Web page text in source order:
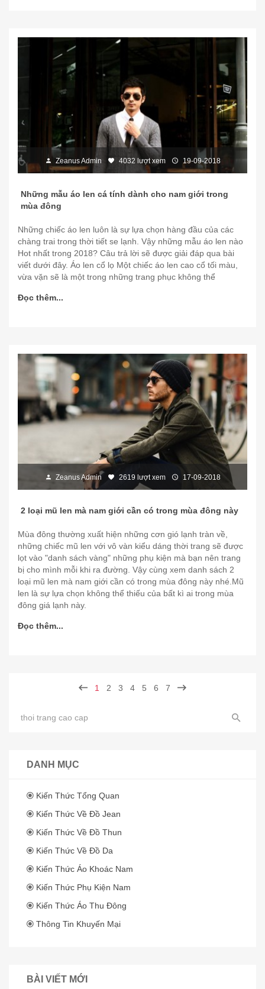
Zeanus Admin 4032 lượt xem 19-09-2018
Những mẫu áo len cá tính dành cho nam giới trong
mùa đông
Những chiếc áo len luôn là sự lựa chọn hàng đầu của các
chàng trai trong thời tiết se lạnh. Vậy những mẫu áo len nào
Hot nhất trong 2018? Câu trả lời sẽ được giải đáp qua bài
viết dưới đây. Áo len cổ lọ Một chiếc áo len cao cổ tối màu,
vừa vặn sẽ là một trong những trang phục không thể
Đọc thêm...
Zeanus Admin 2619 lượt xem 17-09-2018
2 loại mũ len mà nam giới cần có trong mùa đông này
Mùa đông thường xuất hiện những cơn gió lạnh tràn về,
những chiếc mũ len với vô vàn kiểu dáng thời trang sẽ được
lọt vào "danh sách vàng" những phụ kiện mà bạn nên trang
bị cho mình mỗi khi ra đường. Vậy cùng xem danh sách 2
loại mũ len mà nam giới cần có trong mùa đông này nhé.Mũ
len là sự lựa chọn không thể thiếu của bất kì ai trong mùa
đông giá lạnh này.
Đọc thêm...
1 2 3 4 5 6 7
DANH MỤC
Kiến Thức Tổng Quan
Kiến Thức Về Đồ Jean
Kiến Thức Về Đồ Thun
Kiến Thức Về Đồ Da
Kiến Thức Áo Khoác Nam
Kiến Thức Phụ Kiện Nam
Kiến Thức Áo Thu Đông
Thông Tin Khuyến Mại
BÀI VIẾT MỚI